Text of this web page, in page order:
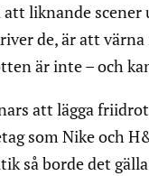
liknande scener
de, är att
är inte – och
att lägga
som Nike och
så borde det